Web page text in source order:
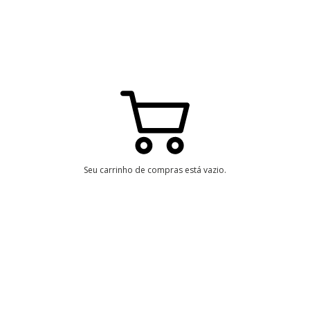
Seu carrinho de compras está vazio.